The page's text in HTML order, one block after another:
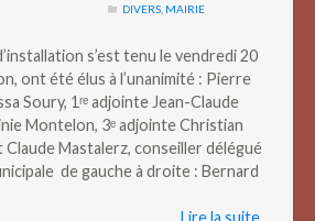
DIVERS MAIRIE
s’est tenu le vendredi 20
ont été élus à l’unanimité : Pierre
Soury, 1ʳᵉ adjointe Jean-Claude
Montelon, 3ᵉ adjointe Christian
Claude Mastalerz, conseiller délégué
de gauche à droite : Bernard
Lire la suite